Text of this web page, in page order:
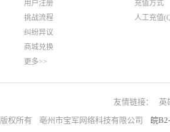
用户注册
挑战流程
纠纷异议
商城兑换
更多>>
充值方式
人工充值
友情链接：
英
版权所有 亳州市宝军网络科技有限公司 皖